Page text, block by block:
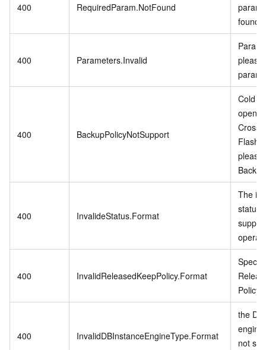
400 RequiredParam.NotFound
param
found.
400 Parameters.Invalid
please
400 BackupPolicyNotSupport
Cold
open
Flash
please
400 InvalideStatus.Format
The
status
400 InvalidReleasedKeepPolicy.Format
Policy
400 InvalidDBInstanceEngineType.Format
the
not